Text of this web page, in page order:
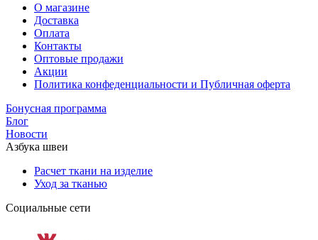
О магазине
Доставка
Оплата
Контакты
Оптовые продажи
Акции
Политика конфеденциальности и Публичная оферта
Бонусная программа
Блог
Новости
Азбука швеи
Расчет ткани на изделие
Уход за тканью
Социальные сети